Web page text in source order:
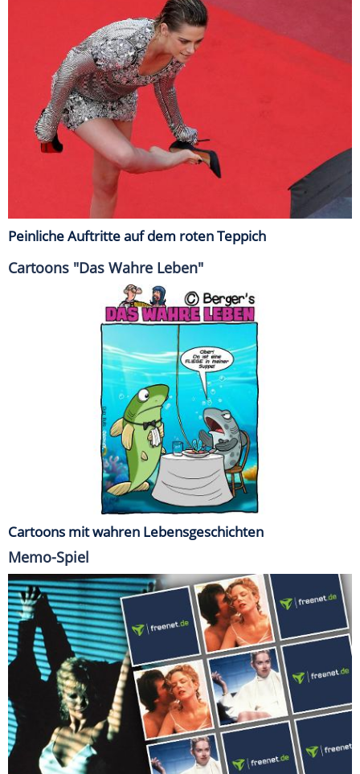
Peinliche Auftritte auf dem roten Teppich
Cartoons "Das Wahre Leben"
Cartoons mit wahren Lebensgeschichten
Memo-Spiel